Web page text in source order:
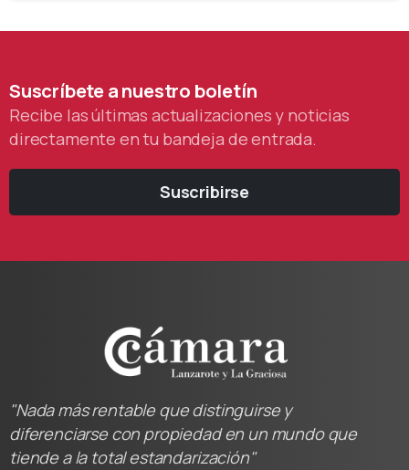
Suscríbeteanuestro boletín
Recibe las últimas actualizaciones y noticias
directamente en tu bandeja de entrada.
Suscribirse
"Nada más rentable que distinguirse y
diferenciarse con propiedad en un mundo que
tiende a la total estandarización"